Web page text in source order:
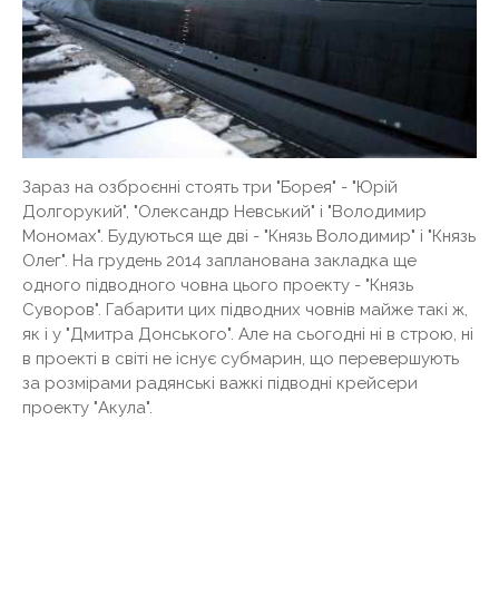
Зараз на озброєнні стоять три "Борея" - "Юрій
Долгорукий", "Олександр Невський" і "Володимир
Мономах". Будуються ще дві - "Князь Володимир" і "Князь
Олег". На грудень 2014 запланована закладка ще
одного підводного човна цього проекту - "Князь
Суворов". Габарити цих підводних човнів майже такі ж,
як і у "Дмитра Донського". Але на сьогодні ні в строю, ні
в проекті в світі не існує субмарин, що перевершують
за розмірами радянські важкі підводні крейсери
проекту "Акула".